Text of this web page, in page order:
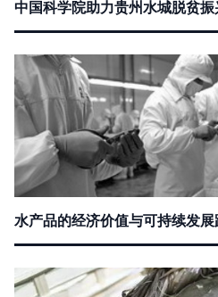
中国科学院助力贵州水城脱贫
水产品的经济价值与可持续发